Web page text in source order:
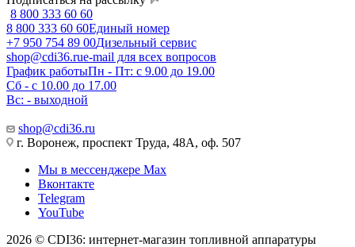
8 800 333 60 60
8 800 333 60 60Единый номер
+7 950 754 89 00Дизельный сервис
shop@cdi36.rue-mail для всех вопросов
График работыПн - Пт: с 9.00 до 19.00
Сб - с 10.00 до 17.00
Вс: - выходной
shop@cdi36.ru
г. Воронеж, проспект Труда, 48А, оф. 507
Мы в мессенджере Max
Вконтакте
Telegram
YouTube
2026 © CDI36: интернет-магазин топливной аппаратуры